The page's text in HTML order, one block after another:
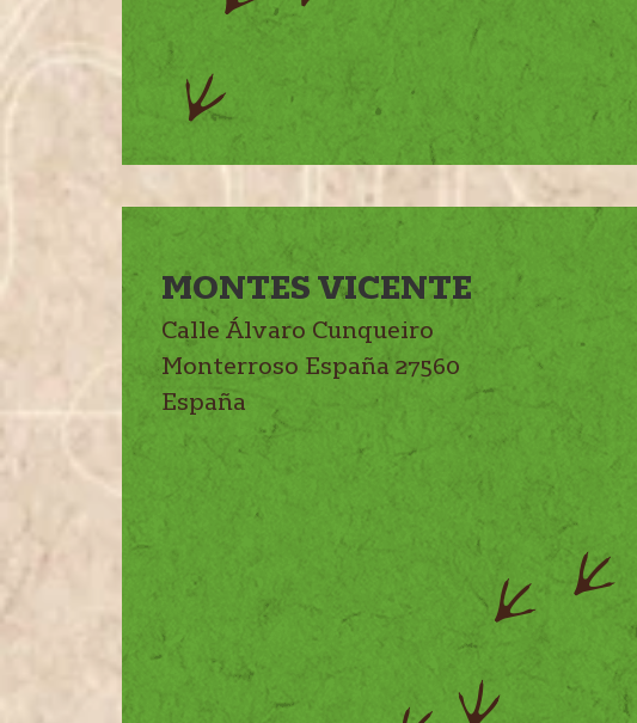
MONTES VICENTE
Calle Álvaro Cunqueiro
Monterroso España 27560
España